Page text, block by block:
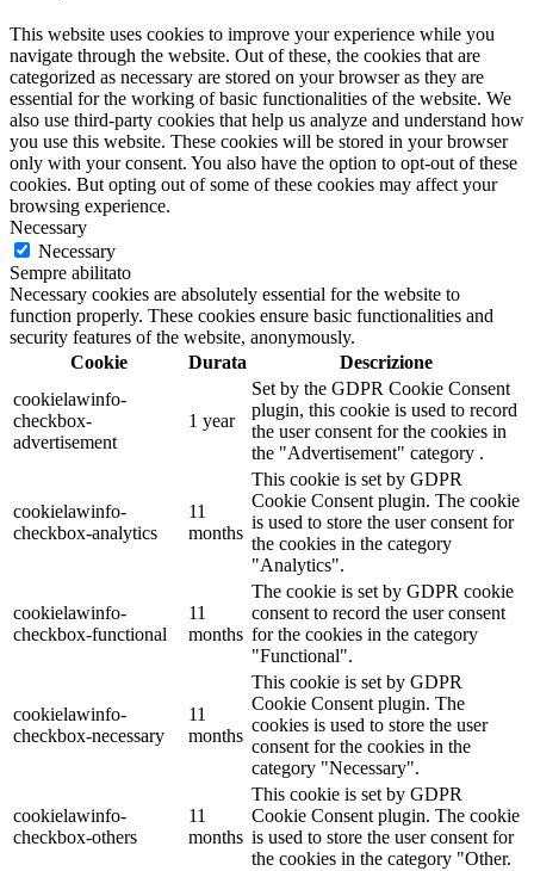
This website uses cookies to improve your experience while you
navigate through the website. Out of these, the cookies that are
categorized as necessary are stored on your browser as they are
essential for the working of basic functionalities of the website. We
also use third-party cookies that help us analyze and understand how
you use this website. These cookies will be stored in your browser
only with your consent. You also have the option to opt-out of these
cookies. But opting out of some of these cookies may affect your
browsing experience.
Necessary
Necessary
Sempre abilitato
Necessary cookies are absolutely essential for the website to
function properly. These cookies ensure basic functionalities and
security features of the website, anonymously.
Cookie
Durata
Descrizione
cookielawinfo-
checkbox-
advertisement
1 year
Set by the GDPR Cookie Consent
plugin, this cookie is used to record
the user consent for the cookies in
the "Advertisement" category .
cookielawinfo-
checkbox-analytics
11
months
This cookie is set by GDPR
Cookie Consent plugin. The cookie
is used to store the user consent for
the cookies in the category
"Analytics".
cookielawinfo-
checkbox-functional
11
months
The cookie is set by GDPR cookie
consent to record the user consent
for the cookies in the category
"Functional".
cookielawinfo-
checkbox-necessary
11
months
This cookie is set by GDPR
Cookie Consent plugin. The
cookies is used to store the user
consent for the cookies in the
category "Necessary".
cookielawinfo-
checkbox-others
11
months
This cookie is set by GDPR
Cookie Consent plugin. The cookie
is used to store the user consent for
the cookies in the category "Other.